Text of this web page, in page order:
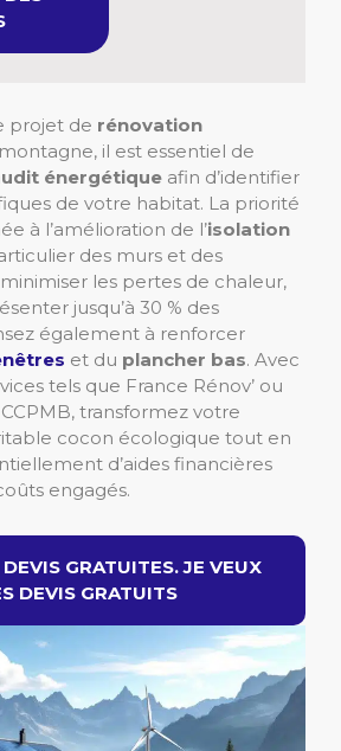
projet de rénovation
il est essentiel de
énergétique afin d’identifier
de votre habitat. La priorité
à l’amélioration de l’isolation
des murs et des
les pertes de chaleur,
jusqu’à 30 % des
également à renforcer
et du plancher bas. Avec
tels que France Rénov’ ou
transformez votre
cocon écologique tout en
d’aides financières
engagés.
GRATUITES. JE VEUX
DEVIS GRATUITS